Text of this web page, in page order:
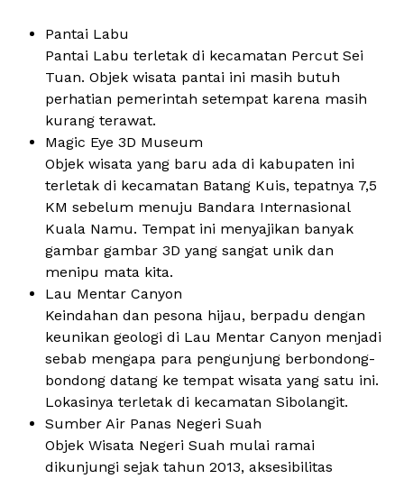
Pantai Labu
Pantai Labu terletak di kecamatan Percut Sei
Tuan. Objek wisata pantai ini masih butuh
perhatian pemerintah setempat karena masih
kurang terawat.
Magic Eye 3D Museum
Objek wisata yang baru ada di kabupaten ini
terletak di kecamatan Batang Kuis, tepatnya 7,5
KM sebelum menuju Bandara Internasional
Kuala Namu. Tempat ini menyajikan banyak
gambar gambar 3D yang sangat unik dan
menipu mata kita.
Lau Mentar Canyon
Keindahan dan pesona hijau, berpadu dengan
keunikan geologi di Lau Mentar Canyon menjadi
sebab mengapa para pengunjung berbondong-
bondong datang ke tempat wisata yang satu ini.
Lokasinya terletak di kecamatan Sibolangit.
Sumber Air Panas Negeri Suah
Objek Wisata Negeri Suah mulai ramai
dikunjungi sejak tahun 2013, aksesibilitas